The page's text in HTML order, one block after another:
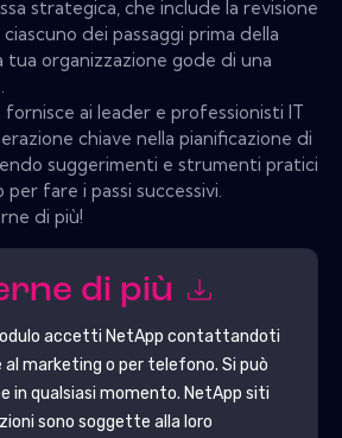
strategica, che include la revisione
dei passaggi prima della
tua organizzazione gode di una
ai leader e professionisti IT
chiave nella pianificazione di
suggerimenti e strumenti pratici
fare i passi successivi.
di più!
di più
accetti NetApp contattandoti
marketing o per telefono. Si può
in qualsiasi momento. NetApp siti
sono soggette alla loro